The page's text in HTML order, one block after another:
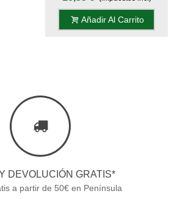
Añadir Al Carrito
DEVOLUCIÓN GRATIS*
a partir de 50€ en Península